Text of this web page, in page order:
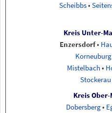
Scheibbs•
Kreis Unter-
Enzersdorf•
Korneuburg
Mistelbach •
Stockerau
Kreis
Dobersberg•